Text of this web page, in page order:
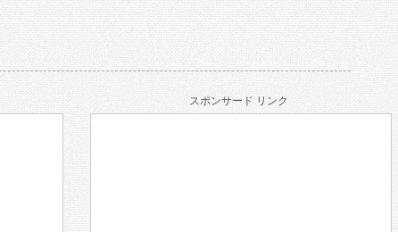
スポンサード リンク